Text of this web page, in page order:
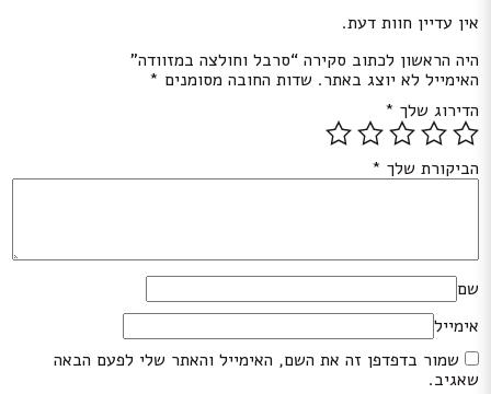
אין עדיין חוות דעת.
היה הראשון לכתוב סקירה “סרבל וחולצה במזוודה”
האימייל לא יוצג באתר. שדות החובה מסומנים *
הדירוג שלך *
הביקורת שלך *
שם
אימייל
שמור בדפדפן זה את השם, האימייל והאתר שלי לפעם הבאה
שאגיב.